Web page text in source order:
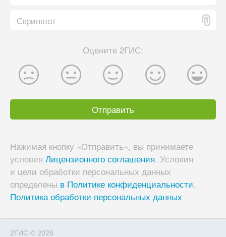
Скриншот
Оцените 2ГИС:
Нажимая кнопку «Отправить», вы принимаете
условия Лицензионного соглашения. Условия
и цели обработки персональных данных
определены в Политике конфиденциальности.
Политика обработки персональных данных
2ГИС © 2026